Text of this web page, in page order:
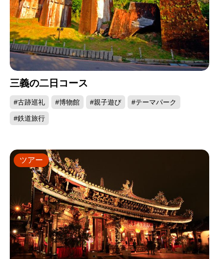
三義の二日コース
#古跡巡礼 #博物館 #親子遊び #テーマパーク
#鉄道旅行
ツアー